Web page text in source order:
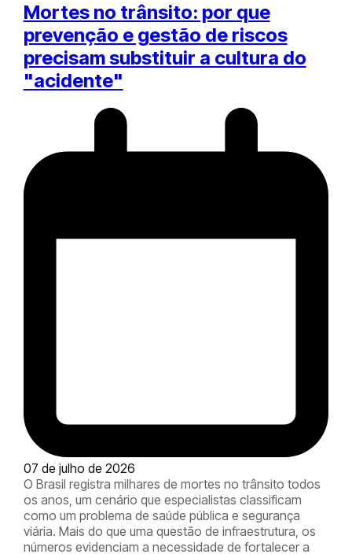
Mortes no trânsito: por que
prevenção e gestão de riscos
precisam substituir a cultura do
"acidente"
07 de julho de 2026
O Brasil registra milhares de mortes no trânsito todos
os anos, um cenário que especialistas classificam
como um problema de saúde pública e segurança
viária. Mais do que uma questão de infraestrutura, os
números evidenciam a necessidade de fortalecer a